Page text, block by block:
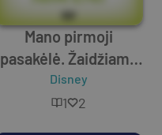
Mano pirmoji
pasakėlė. Žaidžiame
slėpynes
Disney
1 2